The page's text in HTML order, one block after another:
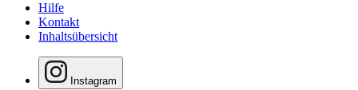
Hilfe
Kontakt
Inhaltsübersicht
Instagram